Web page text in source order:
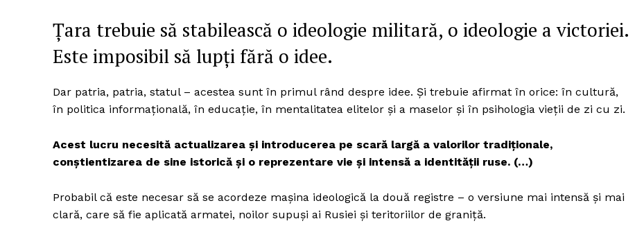
Țara trebuie să stabilească o ideologie militară, o ideologie a victoriei.
Este imposibil să lupți fără o idee.
Dar patria, patria, statul – acestea sunt în primul rând despre idee. Și trebuie afirmat în orice: în cultură,
în politica informațională, în educație, în mentalitatea elitelor și a maselor și în psihologia vieții de zi cu zi.
Acest lucru necesită actualizarea și introducerea pe scară largă a valorilor tradiționale,
conștientizarea de sine istorică și o reprezentare vie și intensă a identității ruse. (…)
Probabil că este necesar să se acordeze mașina ideologică la două registre – o versiune mai intensă și mai
clară, care să fie aplicată armatei, noilor supuși ai Rusiei și teritoriilor de graniță.